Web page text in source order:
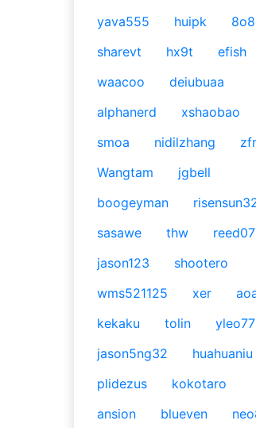
yava555
huipk
sharevt
hx9t
efish
waacoo
deiubuaa
alphanerd
xshaobao
smoa
nidilzhang
Wangtam
jgbell
boogeyman
sasawe
thw
jason123
shootero
wms521125
xer
kekaku
tolin
yleo77
jason5ng32
huahuaniu
plidezus
kokotaro
ansion
blueven